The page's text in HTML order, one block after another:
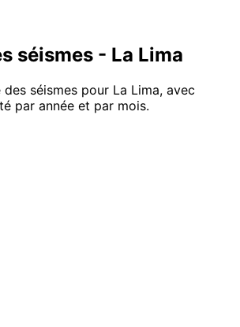
séismes - La Lima
séismes pour La Lima, avec
par année et par mois.